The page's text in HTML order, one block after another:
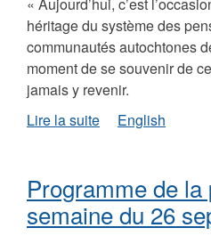
du
3
octobre
2021
héritage du système des
communautés autochtones
moment de se souvenir de
jamais y revenir.
Lire la suite
la
vérité
et
English
Programme de
semaine du 26